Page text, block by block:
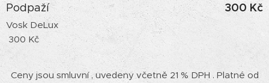
Podpaží
Vosk DeLux
300 Kč
300 Kč
Ceny jsou smluvní , uvedeny včetně 21 % DPH . Platné od